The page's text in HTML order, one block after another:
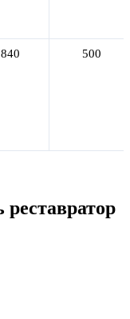
840 500